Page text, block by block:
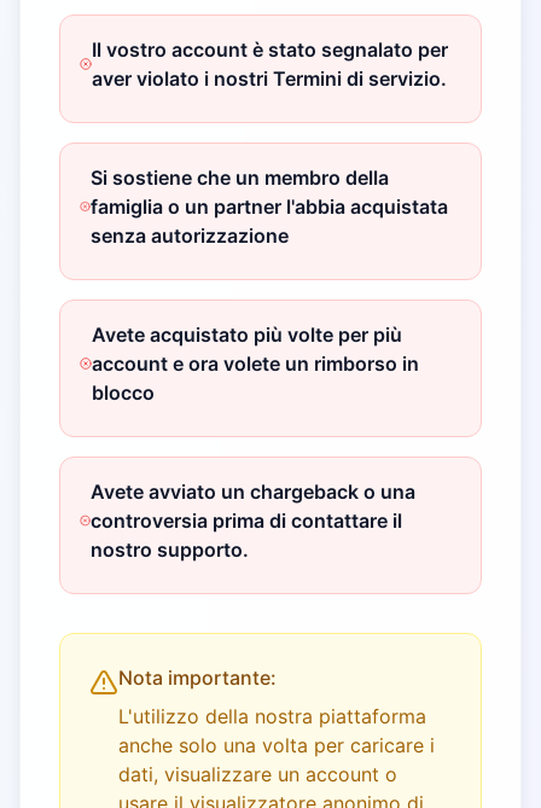
Il vostro account è stato segnalato per
aver violato i nostri Termini di servizio.
Si sostiene che un membro della
famiglia o un partner l'abbia acquistata
senza autorizzazione
Avete acquistato più volte per più
account e ora volete un rimborso in
blocco
Avete avviato un chargeback o una
controversia prima di contattare il
nostro supporto.
Nota importante:
L'utilizzo della nostra piattaforma
anche solo una volta per caricare i
dati, visualizzare un account o
usare il visualizzatore anonimo di